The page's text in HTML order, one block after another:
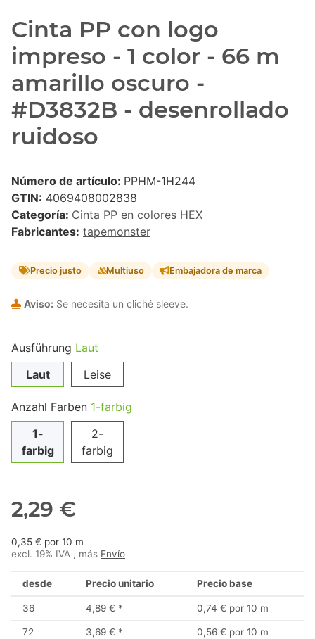
Cinta PP con logo
impreso - 1 color - 66 m
amarillo oscuro -
#D3832B - desenrollado
ruidoso
Número de artículo: PPHM-1H244
GTIN: 4069408002838
Categoría: Cinta PP en colores HEX
Fabricantes: tapemonster
Precio justo Multiuso Embajadora de marca
Aviso: Se necesita un cliché sleeve.
Ausführung Laut
Laut
Leise
Anzahl Farben 1-farbig
1-
farbig
2-
farbig
2,29 €
0,35 € por 10 m
excl. 19% IVA , más Envío
desde Precio unitario Precio base
36 4,89 € * 0,74 € por 10 m
72 3,69 € * 0,56 € por 10 m